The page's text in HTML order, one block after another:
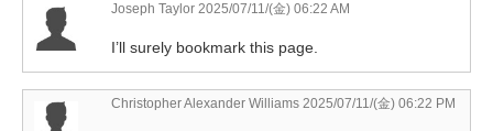
Joseph Taylor 2025/07/11/(金) 06:22 AM
I’ll surely bookmark this page.
Christopher Alexander Williams 2025/07/11/(金) 06:22 PM